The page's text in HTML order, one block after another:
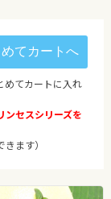
めてカートに入れ
ンセスシリーズを
ます）